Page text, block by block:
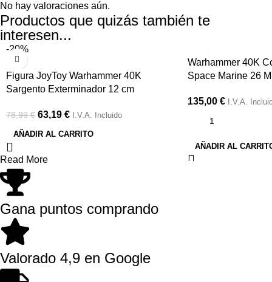
No hay valoraciones aún.
Productos que quizás también te
interesen...
-20%
Figura JoyToy Warhammer 40K
Sargento Exterminador 12 cm
78,99€ 63,19 € I.V.A. Incluido
AÑADIR AL CARRITO
Warhammer 40K
Space Marine 26
135,00 € I.V.A.
AÑADIR AL
Read More
Gana puntos comprando
Valorado 4,9 en Google